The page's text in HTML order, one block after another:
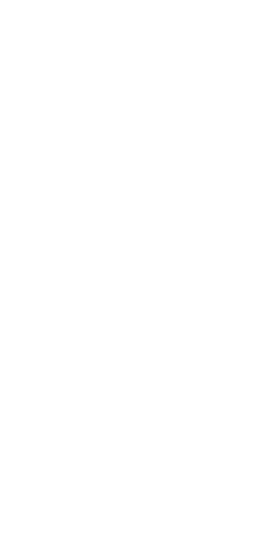
og vælge
afhentning
og vælg
skal du vælge